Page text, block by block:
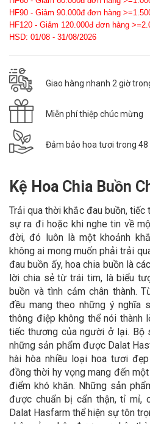
HF90 - Giảm 90.000đ đơn hàng
HF120 - Giảm 120.000đ đơn hàng
HSD: 01/08 - 31/08/2026
Giao hàng nhanh 2 giờ
Miễn phí thiệp chúc mừng
Đảm bảo hoa tươi trong 48
Kệ Hoa Chia Buồn
Trải qua thời khắc đau buồn,
sự ra đi hoặc khi nghe tin về
đời, đó luôn là một khoảnh
không ai mong muốn phải trải
đau buồn ấy, hoa chia buồn là
lời chia sẻ từ trái tim, là biểu
buồn và tình cảm chân thành.
đều mang theo những ý nghĩa
thông điệp không thể nói thành
tiếc thương của người ở lại. Bộ
những sản phẩm được Dalat
hài hòa nhiều loại hoa tươi
đồng thời hy vọng mang đến
điểm khó khăn. Những sản
được chuẩn bị cẩn thận, tỉ mỉ,
Dalat Hasfarm thể hiện sự tôn